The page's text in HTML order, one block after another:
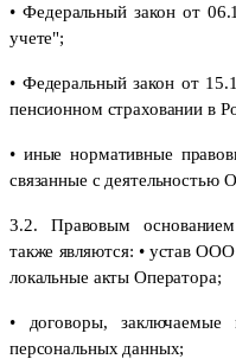
• Федеральный закон от
учете";
• Федеральный закон от
пенсионном страховании в
• иные нормативные
связанные с деятельностью
3.2. Правовым
также являются: • устав
локальные акты Оператора;
• договоры,
персональных данных;